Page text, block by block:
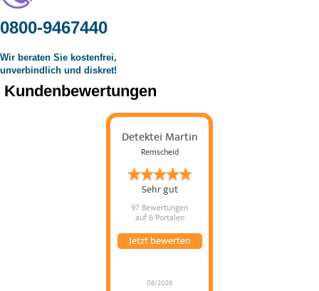
0800-9467440
Wir beraten Sie kostenfrei,
unverbindlich und diskret!
Kundenbewertungen
Detektei Martin
Remscheid
Sehr gut
97 Bewertungen
auf 6 Portalen
08/2026
Jetzt bewerten